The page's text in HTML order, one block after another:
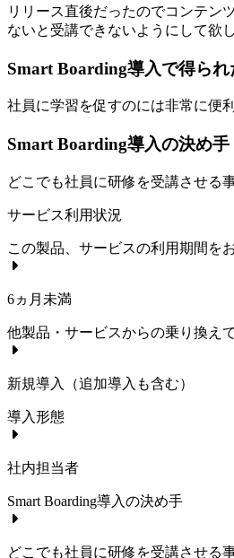
リリース直後だったのでコンテン
ないと受講できないようにして欲
Smart Boarding導入で得られ
社員に学習を促すのには非常に便
Smart Boarding導入の決め手
どこでも社員に研修を受講させる
サービス利用状況
この製品、サービスの利用期間を
6ヵ月未満
他製品・サービスからの乗り換え
新規導入（追加導入も含む）
導入形態
社内担当者
Smart Boarding導入の決め手
どこでも社員に研修を受講させる